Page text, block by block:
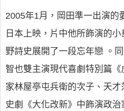
2005年1月，岡田準一出演的
日本上映，片中他所飾演的
野詩史展開了一段忘年戀 。
智也雙主演現代喜劇特別篇
家林屋亭屯兵衛的次子、天
史劇《大化改新》中飾演政